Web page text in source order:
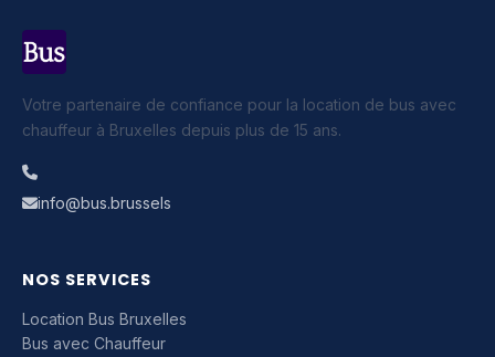
Votre partenaire de confiance pour la location de bus avec
chauffeur à Bruxelles depuis plus de 15 ans.
info@bus.brussels
NOS SERVICES
Location Bus Bruxelles
Bus avec Chauffeur